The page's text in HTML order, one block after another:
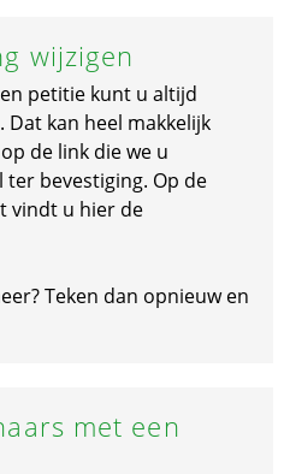
wijzigen
petitie kunt u altijd
kan heel makkelijk
de link die we u
bevestiging. Op de
vindt u hier de
Teken dan opnieuw en
met een